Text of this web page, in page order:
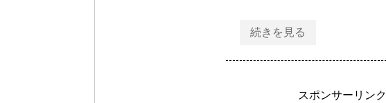
続きを見る
スポンサーリンク